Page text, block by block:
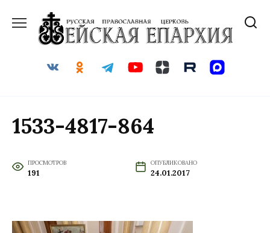
содержанию
1533-4817-864
ПРОСМОТРОВ
191
ОПУБЛИКОВАНО
24.01.2017